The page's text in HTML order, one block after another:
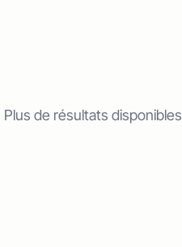
Plus de résultats disponibles